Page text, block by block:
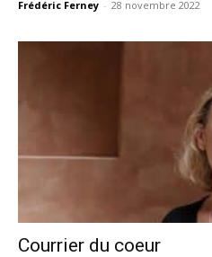
Frédéric Ferney - 28 novembre 2022
Courrier du coeur